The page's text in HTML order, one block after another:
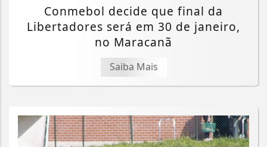
Conmebol decide que final da
Libertadores será em 30 de janeiro,
no Maracanã
Saiba Mais